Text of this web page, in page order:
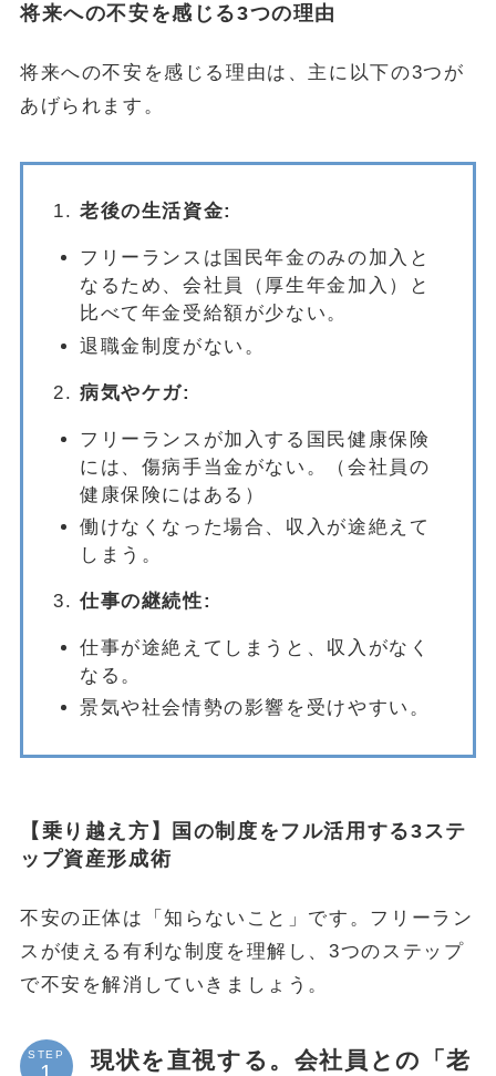
将来への不安を感じる3つの理由
将来への不安を感じる理由は、主に以下の3つが
あげられます。
老後の生活資金:
フリーランスは国民年金のみの加入と
なるため、会社員（厚生年金加入）と
比べて年金受給額が少ない。
退職金制度がない。
病気やケガ:
フリーランスが加入する国民健康保険
には、傷病手当金がない。（会社員の
健康保険にはある）
働けなくなった場合、収入が途絶えて
しまう。
仕事の継続性:
仕事が途絶えてしまうと、収入がなく
なる。
景気や社会情勢の影響を受けやすい。
【乗り越え方】国の制度をフル活用する3ステ
ップ資産形成術
不安の正体は「知らないこと」です。フリーラン
スが使える有利な制度を理解し、3つのステップ
で不安を解消していきましょう。
STEP
現状を直視する。会社員との「老